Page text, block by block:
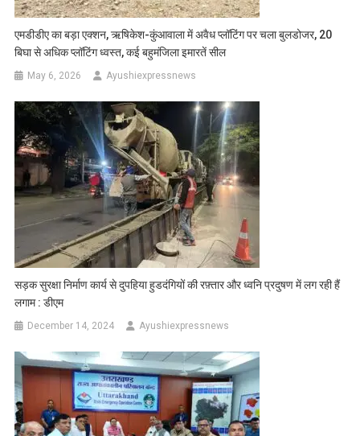
एमडीडीए का बड़ा एक्शन, ऋषिकेश-कुंआवाला में अवैध प्लॉटिंग पर चला बुलडोजर, 20
बिघा से अधिक प्लॉटिंग ध्वस्त, कई बहुमंजिला इमारतें सील
May 6, 2026 Ayushiexpressnews
सड़क सुरक्षा निर्माण कार्य से दुपहिया हुडदंगियों की रफ़्तार और ध्वनि प्रदुषण में लग रही हैं
लगाम : डीएम
December 14, 2024 Ayushiexpressnews